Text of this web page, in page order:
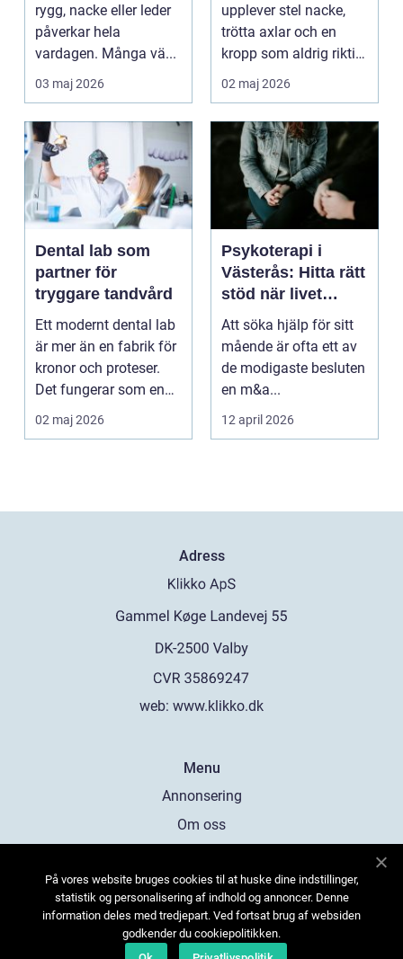
rygg, nacke eller leder
påverkar hela
vardagen. Många vä...
03 maj 2026
upplever stel nacke,
trötta axlar och en
kropp som aldrig riktigt
hinner återhämta si...
02 maj 2026
Dental lab som
partner för
tryggare tandvård
Ett modernt dental lab
är mer än en fabrik för
kronor och proteser.
Det fungerar som en
förlängning ...
02 maj 2026
Psykoterapi i
Västerås: Hitta rätt
stöd när livet
skaver
Att söka hjälp för sitt
mående är ofta ett av
de modigaste besluten
en m&a...
12 april 2026
Adress
web: www.klikko.dk
Menu
Annonsering
Om oss
Kontakta oss
Sitemap
På vores website bruges cookies til at huske dine indstillinger,
statistik og personalisering af indhold og annoncer. Denne
information deles med tredjepart. Ved fortsat brug af websiden
godkender du cookiepolitikken.